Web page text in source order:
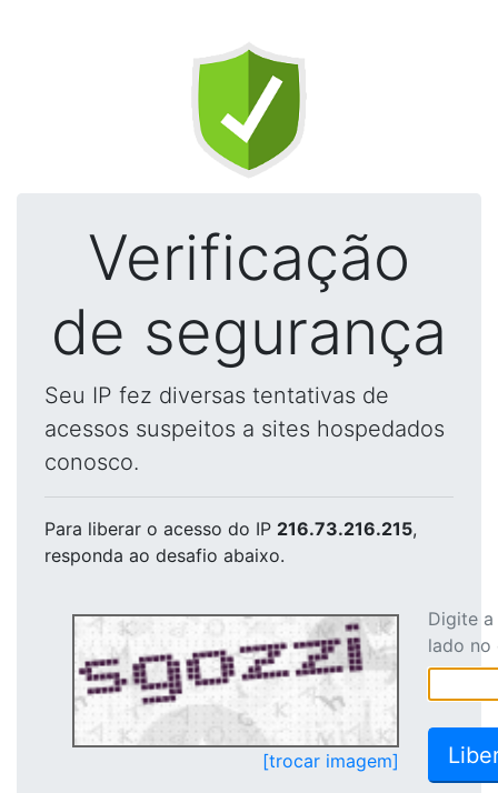
Verificação
de segurança
Seu IP fez diversas tentativas de
acessos suspeitos a sites hospedados
conosco.
Para liberar o acesso do IP 216.73.216.215,
responda ao desafio abaixo.
[trocar imagem]
Digite
lado no